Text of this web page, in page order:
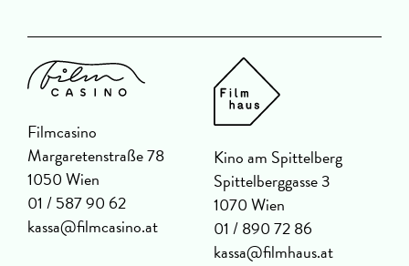
Filmcasino
Margaretenstraße 78
1050 Wien
01 / 587 90 62
kassa@filmcasino.at
Kino am Spittelberg
Spittelberggasse 3
1070 Wien
01 / 890 72 86
kassa@filmhaus.at